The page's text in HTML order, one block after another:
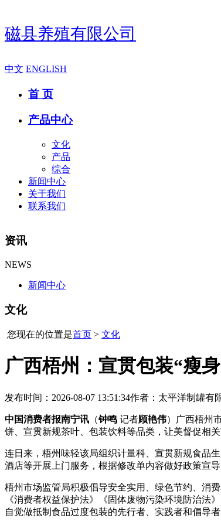
磁县养殖有限公司
中文 ENGLISH
首 页
产品中心
文化
产品
综合
新闻中心
关于我们
联系我们
资讯
NEWS
新闻中心
文化
您现在的位置是首页 > 文化
广西梧州：宣贯包装“瘦
发布时间：2026-08-07 13:51:34作者：太平洋制罐有
中国消费者报南宁讯 （钟鸣 记者顾艳伟）广西梧州
饼、宣贯新规茶叶、包装饮料等品类，让美督促相
连日来，梧州味轻该局组织计量科、宣贯新规食品
酒店等开展上门服务，根据修改单内容做好政策宣
梧州市场监管局积极倡导安全实用、绿色节约、消
《消费者权益保护法》《固体废物污染环境防治法
自觉做抵制食品过度包装的先行者、实践者和倡导者